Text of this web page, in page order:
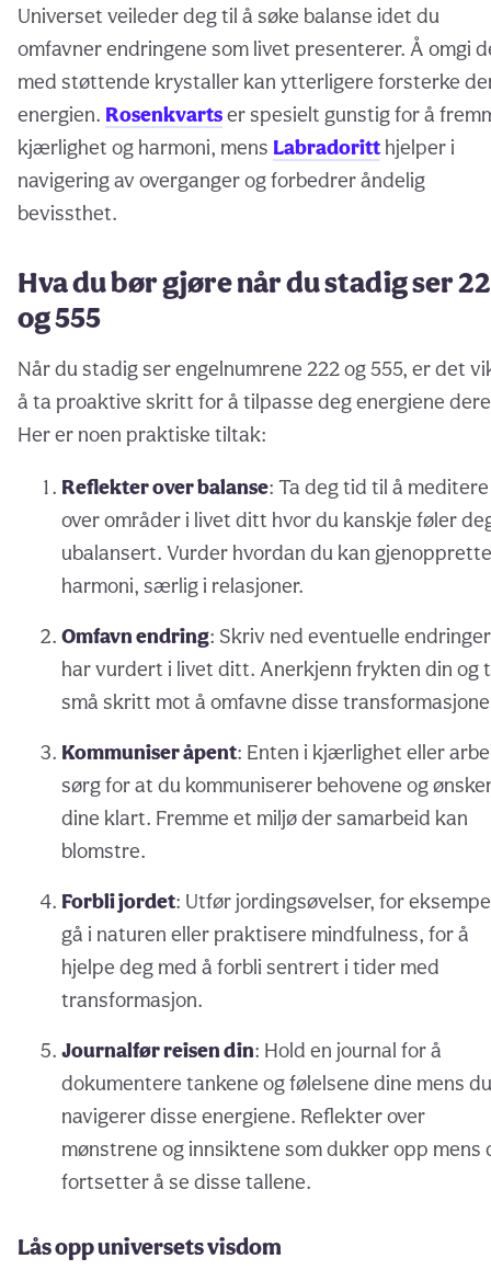
Universet veileder deg til å søke balanse idet du
omfavner endringene som livet presenterer. Å omgi
med støttende krystaller kan ytterligere forsterke
energien. Rosenkvartser spesielt gunstig for å
kjærlighet og harmoni, mens Labradoritthjelper i
navigering av overganger og forbedrer åndelig
bevissthet.
Hva du bør gjøre når du stadig ser
og 555
Når du stadig ser engelnumrene 222 og 555, er det
å ta proaktive skritt for å tilpasse deg energiene
Her er noen praktiske tiltak:
Reflekter over balanse: Ta deg tid til å meditere
over områder i livet ditt hvor du kanskje føler
ubalansert. Vurder hvordan du kan gjenopprette
harmoni, særlig i relasjoner.
Omfavn endring: Skriv ned eventuelle
har vurdert i livet ditt. Anerkjenn frykten din og
små skritt mot å omfavne disse
Kommuniser åpent: Enten i kjærlighet eller
sørg for at du kommuniserer behovene og
dine klart. Fremme et miljø der samarbeid kan
blomstre.
Forbli jordet: Utfør jordingsøvelser, for
gå i naturen eller praktisere mindfulness, for å
hjelpe deg med å forbli sentrert i tider med
transformasjon.
Journalfør reisen din: Hold en journal for å
dokumentere tankene og følelsene dine mens du
navigerer disse energiene. Reflekter over
mønstrene og innsiktene som dukker opp mens
fortsetter å se disse tallene.
Lås opp universets visdom